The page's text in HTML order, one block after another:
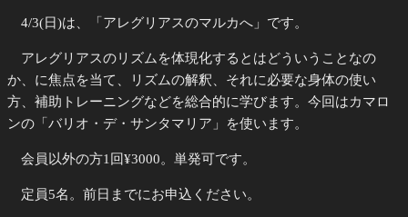
4/3(日)は、「アレグリアスのマルカへ」です。
アレグリアスのリズムを体現化するとはどういうことなの
か、に焦点を当て、リズムの解釈、それに必要な身体の使い
方、補助トレーニングなどを総合的に学びます。今回はカマロ
ンの「バリオ・デ・サンタマリア」を使います。
会員以外の方1回¥3000。単発可です。
定員5名。前日までにお申込ください。